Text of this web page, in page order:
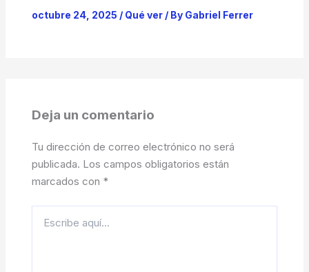
octubre 24, 2025 / Qué ver/ By Gabriel Ferrer
Deja un comentario
Tu dirección de correo electrónico no será
publicada. Los campos obligatorios están
marcados con *
aquí...